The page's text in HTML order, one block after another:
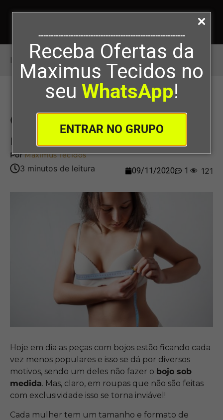
-----------------------------------------------------------
Receba Ofertas da
Maximus Tecidos no
seu WhatsApp!
ENTRAR NO GRUPO
Início>Como modelar um bojo sob medida
Como modelar um bojo sob
medida
PorMaximus Tecidos
09/11/2020 1 121
Hoje em dia as peças com bojos estão ficando cada
vez menos populares e isso se dá por diversos
motivos, sendo um deles não fazer o bojo sob
medida. Mas, claro, em roupas que não são feitas
com exclusividade isso se torna inviável!
Cada mulher tem um tamanho e formato de